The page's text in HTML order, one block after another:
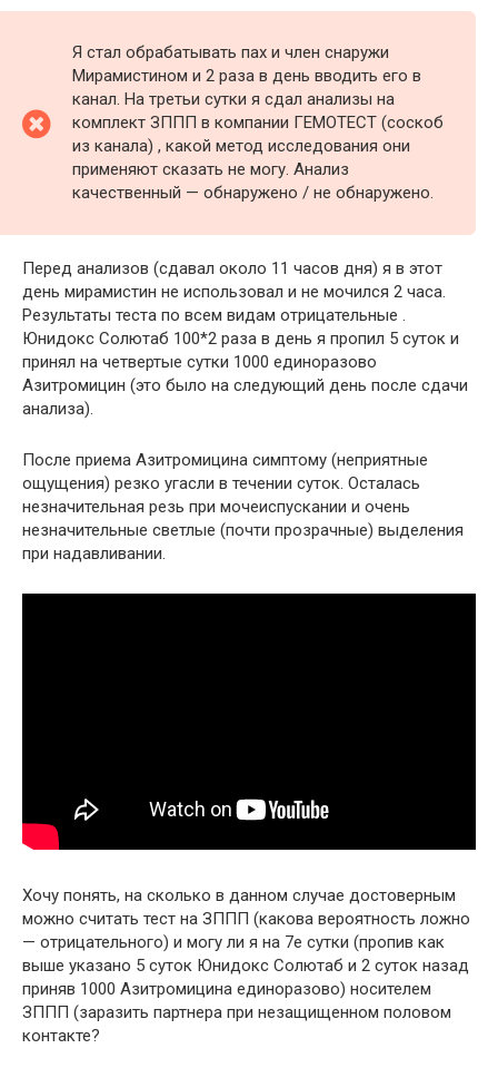
Я стал обрабатывать пах и член снаружи
Мирамистином и 2 раза в день вводить его в
канал. На третьи сутки я сдал анализы на
комплект ЗППП в компании ГЕМОТЕСТ (соскоб
из канала) , какой метод исследования они
применяют сказать не могу. Анализ
качественный — обнаружено / не обнаружено.
Перед анализов (сдавал около 11 часов дня) я в этот
день мирамистин не использовал и не мочился 2 часа.
Результаты теста по всем видам отрицательные .
Юнидокс Солютаб 100*2 раза в день я пропил 5 суток и
принял на четвертые сутки 1000 единоразово
Азитромицин (это было на следующий день после сдачи
анализа).
После приема Азитромицина симптому (неприятные
ощущения) резко угасли в течении суток. Осталась
незначительная резь при мочеиспускании и очень
незначительные светлые (почти прозрачные) выделения
при надавливании.
Хочу понять, на сколько в данном случае достоверным
можно считать тест на ЗППП (какова вероятность ложно
— отрицательного) и могу ли я на 7е сутки (пропив как
выше указано 5 суток Юнидокс Солютаб и 2 суток назад
приняв 1000 Азитромицина единоразово) носителем
ЗППП (заразить партнера при незащищенном половом
контакте?